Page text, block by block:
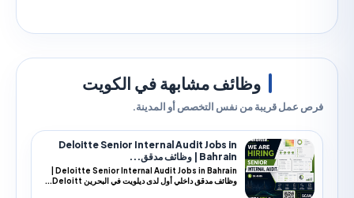
وظائف مشابهة في الكويت
قريبة من نفس التخصص أو المدينة.
Deloitte Senior Internal Audit Jobs in
Bahrain | وظائف مدقق...
Deloitte Senior Internal Audit Jobs in Bahrain |
وظائف مدقق داخلي أول لدى ديلويت في البحرين Deloitt...